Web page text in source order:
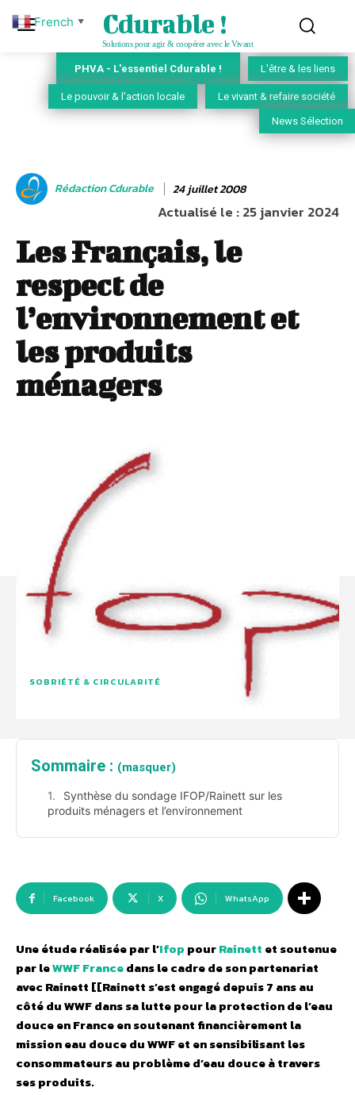
Cdurable !
Solutions pour agir & coopérer avec le Vivant
PHVA - L'essentiel Cdurable ! L'être & les liens
Le pouvoir & l'action locale Le vivant & refaire société
News Sélection
Rédaction Cdurable 24 juillet 2008
Actualisé le :25 janvier 2024
Les Français, le
respect de
l’environnement et
les produits
ménagers
SOBRIÉTÉ & CIRCULARITÉ
Sommaire : (masquer)
Synthèse du sondage IFOP/Rainett sur les
produits ménagers et l’environnement
Facebook X WhatsApp
Une étude réalisée par l’Ifop pourRainett et soutenue
par leWWF Francedans le cadre de son partenariat
avec Rainett [[Rainett s’est engagé depuis 7 ans au
côté du WWF dans sa lutte pour la protection de l’eau
douce en France en soutenant financièrement la
mission eau douce du WWF et en sensibilisant les
consommateurs au problème d’eau douce à travers
ses produits.
French ▼